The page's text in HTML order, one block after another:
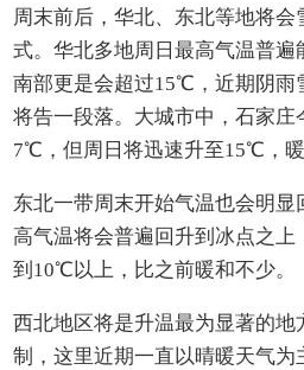
周末前后，华北、东北等地将
式。华北多地周日最高气温普
南部更是会超过15℃，近期阴雨
将告一段落。大城市中，石家庄
7℃，但周日将迅速升至15℃，暖
东北一带周末开始气温也会明
高气温将会普遍回升到冰点之
到10℃以上，比之前暖和不少。
西北地区将是升温最为显著的
制，这里近期一直以晴暖天气为